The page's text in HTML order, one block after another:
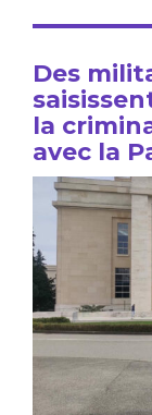
Des
la
avec la